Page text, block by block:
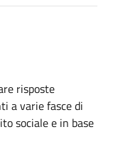
risposte
a varie fasce di
sociale e in base